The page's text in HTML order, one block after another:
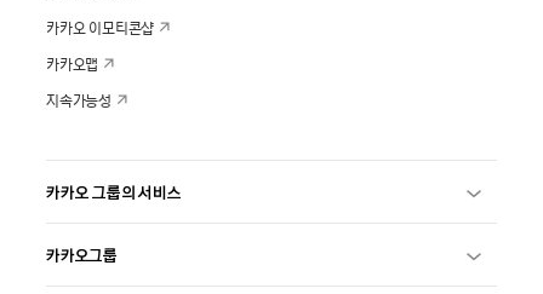
카카오 이모티콘샵
카카오맵
지속가능성
카카오 그룹의 서비스
카카오그룹